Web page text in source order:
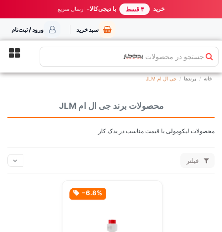
خرید مطمئن از یدک کار بهترین قیمت ایران خرید ۴ قسط با دیجی‌کالا+ ارسال سریع
سبد خرید ورود / ثبت‌نام
جستجو در محصولات
خانه برندها جی ال ام JLM
محصولات برند جی ال ام JLM
محصولات لیکومولی با قیمت مناسب در یدک کار
فیلتر
‎−6.8%